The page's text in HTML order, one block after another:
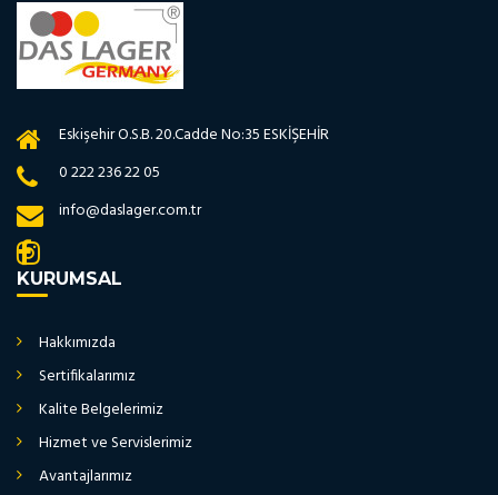
Eskişehir O.S.B. 20.Cadde No:35 ESKİŞEHİR
0 222 236 22 05
info@daslager.com.tr
KURUMSAL
Hakkımızda
Sertifikalarımız
Kalite Belgelerimiz
Hizmet ve Servislerimiz
Avantajlarımız